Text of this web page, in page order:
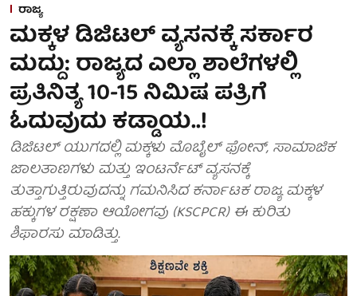
ರಾಜ್ಯ
ಮಕ್ಕಳ ಡಿಜಿಟಲ್ ವ್ಯಸನಕ್ಕೆ ಸರ್ಕಾರ
ಮದ್ದು: ರಾಜ್ಯದ ಎಲ್ಲಾ ಶಾಲೆಗಳಲ್ಲಿ
ಪ್ರತಿನಿತ್ಯ 10-15 ನಿಮಿಷ ಪತ್ರಿಗೆ
ಓದುವುದು ಕಡ್ಡಾಯ..!
ಡಿಜಿಟಲ್ ಯುಗದಲ್ಲಿ ಮಕ್ಕಳು ಮೊಬೈಲ್ ಫೋನ್, ಸಾಮಾಜಿಕ
ಜಾಲತಾಣಗಳು ಮತ್ತು ಇಂಟರ್ನೆಟ್ ವ್ಯಸನಕ್ಕೆ
ತುತ್ತಾಗುತ್ತಿರುವುದನ್ನು ಗಮನಿಸಿದ ಕರ್ನಾಟಕ ರಾಜ್ಯ ಮಕ್ಕಳ
ಹಕ್ಕುಗಳ ರಕ್ಷಣಾ ಆಯೋಗವು (KSCPCR) ಈ ಕುರಿತು
ಶಿಫಾರಸು ಮಾಡಿತ್ತು.